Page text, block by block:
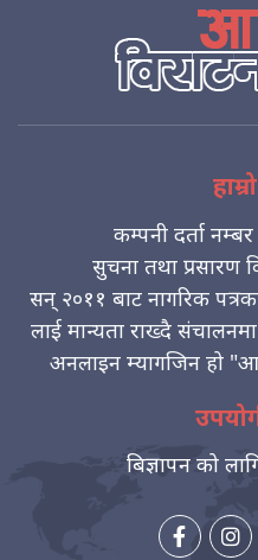
कम्पनी दर्ता
सुचना तथा प्रसारण
सन् २०११ बाट नागरिक
लाई मान्यता राख्दै
अनलाइन म्यागजिन हो
बिज्ञापन को